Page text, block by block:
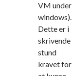
VM under
windows).
Dette er i
skrivende
stund
kravet for